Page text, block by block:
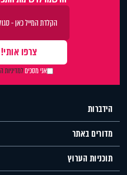
אני מסכיםלמדיניות
הידברות
מדורים באתר
תוכניות הערוץ